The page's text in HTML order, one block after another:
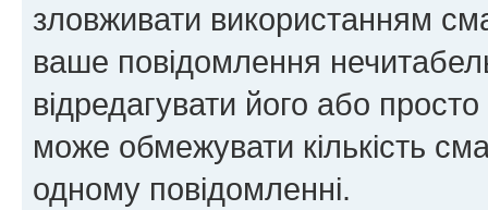
зловживати використанням
ваше повідомлення
відредагувати його або
може обмежувати кількість
одному повідомленні.